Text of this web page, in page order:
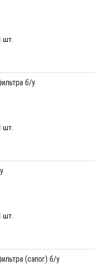
шт.
б/у
шт.
шт.
(сапог) б/у